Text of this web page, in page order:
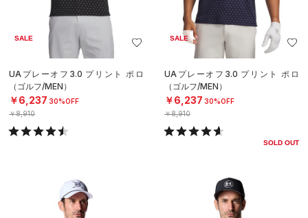
SALE
UAプレーオフ3.0 プリント ポロ
（ゴルフ/MEN）
￥6,237 30%OFF
￥8,910
SALE
UAプレーオフ3.0 プリント ポロ
（ゴルフ/MEN）
￥6,237 30%OFF
￥8,910
SOLD OUT